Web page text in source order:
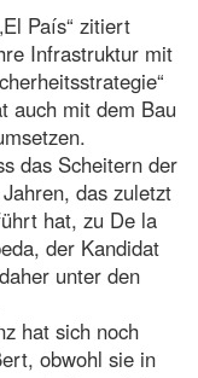
País“ zitiert
Infrastruktur mit
auch mit dem Bau
das Scheitern der
das zuletzt
hat, zu De la
der Kandidat
unter den
hat sich noch
obwohl sie in